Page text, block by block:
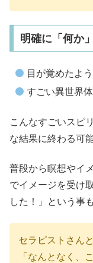
明確に「何か
目が覚めたよ
すごい異世界
こんなすごいスピ
な結果に終わる可
普段から瞑想やイ
でイメージを受け
した！」という事
セラピストさん
「なんとなく、